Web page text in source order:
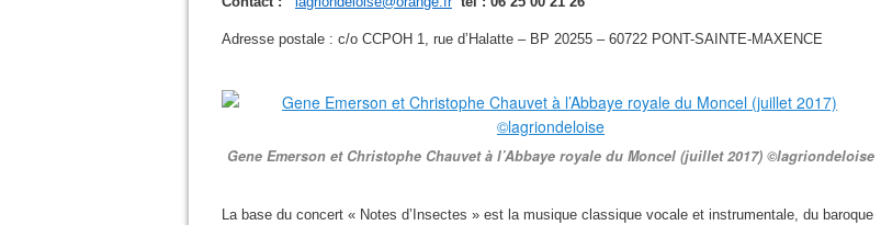
Adresse postale : c/o CCPOH 1, rue d’Halatte – BP 20255 – 60722 PONT-SAINTE-MAXENCE
Gene Emerson et Christophe Chauvet à l’Abbaye royale du Moncel (juillet 2017) ©lagriondeloise
La base du concert « Notes d’Insectes » est la musique classique vocale et instrumentale, du baroque